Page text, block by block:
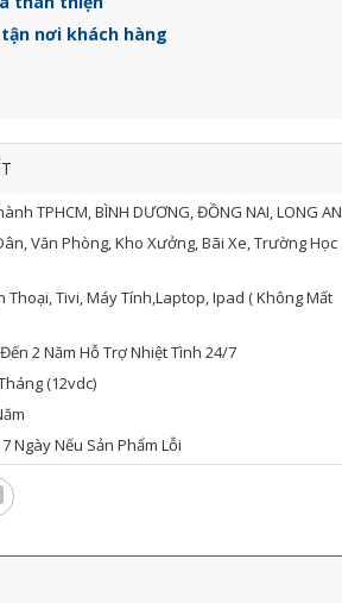
nơi khách hàng
TPHCM, BÌNH DƯƠNG, ĐỒNG NAI, LONG AN
Văn Phòng, Kho Xưởng, Bãi Xe, Trường Học
Thoại, Tivi, Máy Tính,laptop, Ipad ( Không Mất
2 Năm Hỗ Trợ Nhiệt Tình 24/7
(12vdc)
Ngày Nếu Sản Phẩm Lỗi